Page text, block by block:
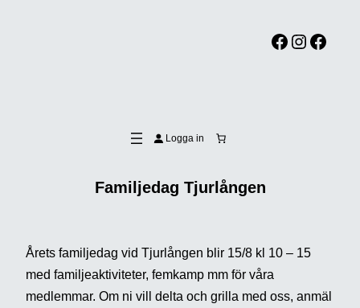
Facebook Instagram Facebook
Logga in
Familjedag Tjurlången
Årets familjedag vid Tjurlången blir 15/8 kl 10 – 15
med familjeaktiviteter, femkamp mm för våra
medlemmar. Om ni vill delta och grilla med oss, anmäl